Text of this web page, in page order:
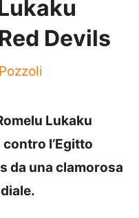
Devils
Lukaku
l’Egitto
da una clamorosa